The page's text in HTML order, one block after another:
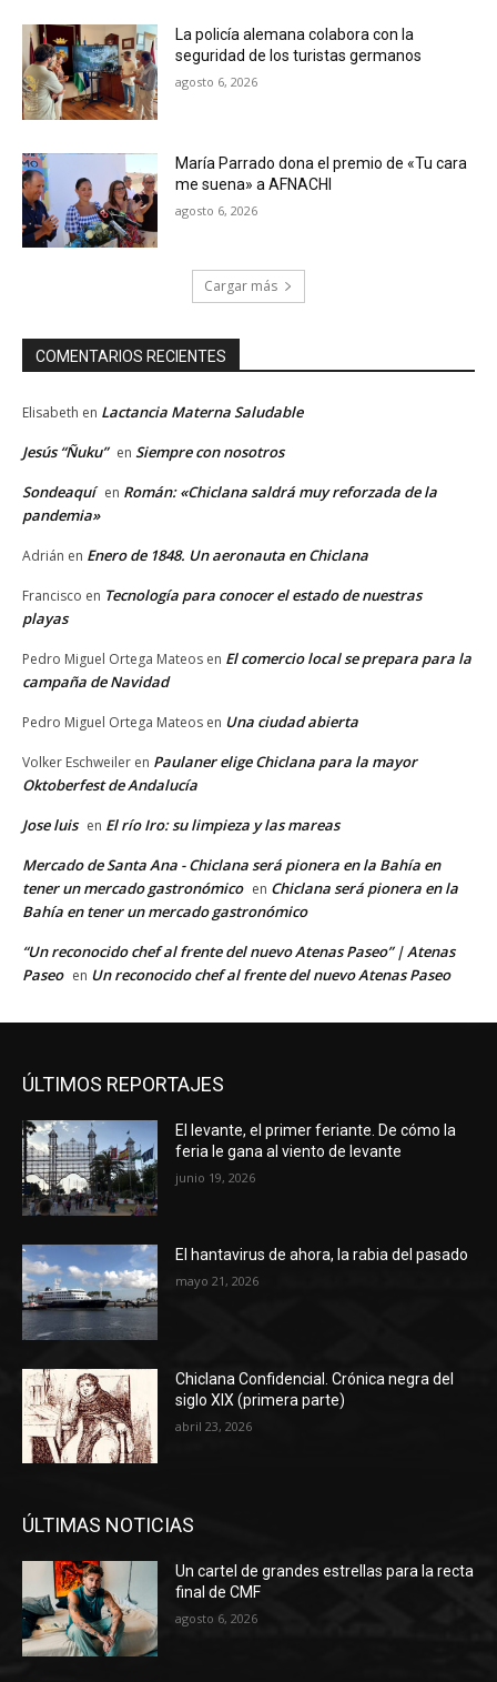
La policía alemana colabora con la
seguridad de los turistas germanos
agosto 6, 2026
María Parrado dona el premio de «Tu cara
me suena» a AFNACHI
agosto 6, 2026
Cargar más
COMENTARIOS RECIENTES
Elisabeth en Lactancia Materna Saludable
Jesús “Ñuku” en Siempre con nosotros
Sondeaquí en Román: «Chiclana saldrá muy reforzada de la
pandemia»
Adrián en Enero de 1848. Un aeronauta en Chiclana
Francisco en Tecnología para conocer el estado de nuestras
playas
Pedro Miguel Ortega Mateos en El comercio local se prepara para la
campaña de Navidad
Pedro Miguel Ortega Mateos en Una ciudad abierta
Volker Eschweiler en Paulaner elige Chiclana para la mayor
Oktoberfest de Andalucía
Jose luis en El río Iro: su limpieza y las mareas
Mercado de Santa Ana - Chiclana será pionera en la Bahía en
tener un mercado gastronómico en Chiclana será pionera en la
Bahía en tener un mercado gastronómico
“Un reconocido chef al frente del nuevo Atenas Paseo” | Atenas
Paseo en Un reconocido chef al frente del nuevo Atenas Paseo
ÚLTIMOS REPORTAJES
El levante, el primer feriante. De cómo la
feria le gana al viento de levante
junio 19, 2026
El hantavirus de ahora, la rabia del pasado
mayo 21, 2026
Chiclana Confidencial. Crónica negra del
siglo XIX (primera parte)
abril 23, 2026
ÚLTIMAS NOTICIAS
Un cartel de grandes estrellas para la recta
final de CMF
agosto 6, 2026